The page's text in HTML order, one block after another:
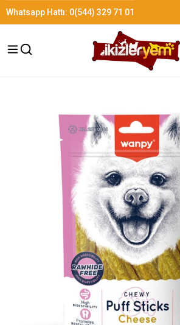
Whatsapp Hattı: 0(544) 329 71 01